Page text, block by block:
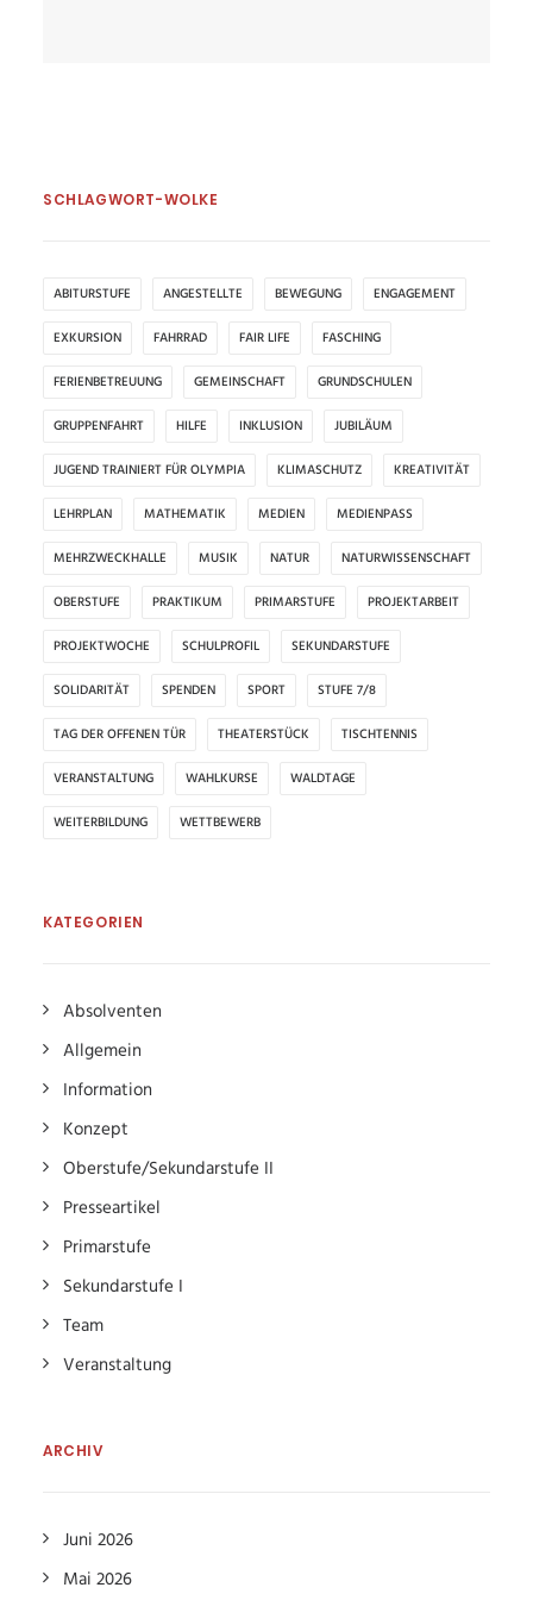
SCHLAGWORT-WOLKE
ABITURSTUFE ANGESTELLTE BEWEGUNG ENGAGEMENT
EXKURSION FAHRRAD FAIR LIFE FASCHING
FERIENBETREUUNG GEMEINSCHAFT GRUNDSCHULEN
GRUPPENFAHRT HILFE INKLUSION JUBILÄUM
JUGEND TRAINIERT FÜR OLYMPIA KLIMASCHUTZ KREATIVITÄT
LEHRPLAN MATHEMATIK MEDIEN MEDIENPASS
MEHRZWECKHALLE MUSIK NATUR NATURWISSENSCHAFT
OBERSTUFE PRAKTIKUM PRIMARSTUFE PROJEKTARBEIT
PROJEKTWOCHE SCHULPROFIL SEKUNDARSTUFE
SOLIDARITÄT SPENDEN SPORT STUFE 7/8
TAG DER OFFENEN TÜR THEATERSTÜCK TISCHTENNIS
VERANSTALTUNG WAHLKURSE WALDTAGE
WEITERBILDUNG WETTBEWERB
KATEGORIEN
Absolventen
Allgemein
Information
Konzept
Oberstufe/Sekundarstufe II
Presseartikel
Primarstufe
Sekundarstufe I
Team
Veranstaltung
ARCHIV
Juni 2026
Mai 2026